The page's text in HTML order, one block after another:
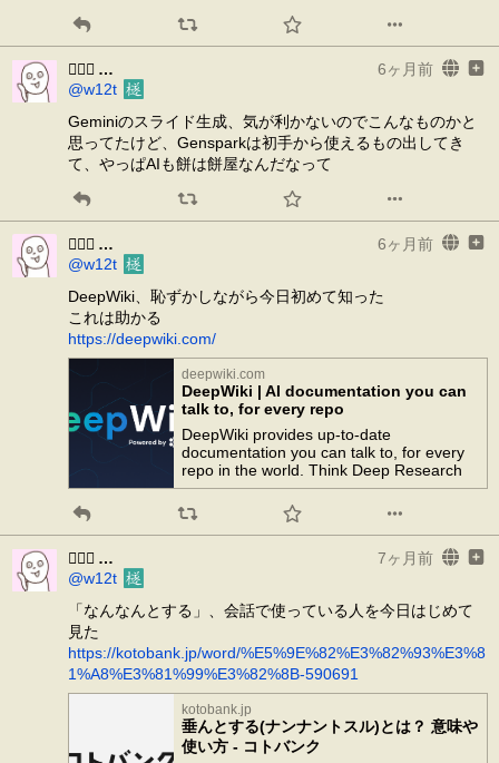
𰽔㆑𱟛
@w12t
6ヶ月前
Geminiのスライド生成、気が利かないのでこんなものかと
思ってたけど、Gensparkは初手から使えるもの出してき
て、やっぱAIも餅は餅屋なんだなって
𰽔㆑𱟛
@w12t
6ヶ月前
DeepWiki、恥ずかしながら今日初めて知った
これは助かる
https://deepwiki.com/
deepwiki.com
DeepWiki | AI documentation you can
talk to, for every repo
DeepWiki provides up-to-date
documentation you can talk to, for every
repo in the world. Think Deep Research
for GitHub - powered by Devin.
𰽔㆑𱟛
@w12t
7ヶ月前
「なんなんとする」、会話で使っている人を今日はじめて
見た
https://kotobank.jp/word/%E5%9E%82%E3%82%93%E3%8
1%A8%E3%81%99%E3%82%8B-590691
kotobank.jp
垂んとする(ナンナントスル)とは？ 意味や
使い方 - コトバンク